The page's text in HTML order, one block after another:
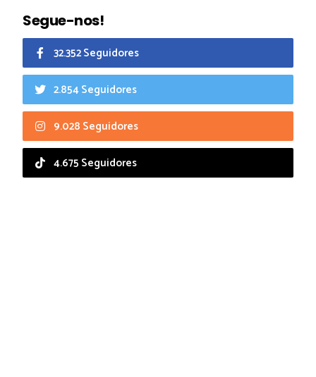
Segue-nos!
32.352 Seguidores
2.854 Seguidores
9.028 Seguidores
4.675 Seguidores